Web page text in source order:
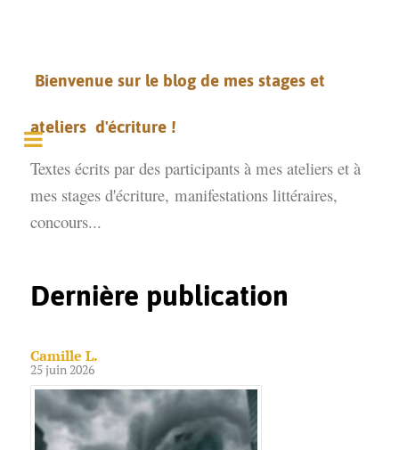
Bienvenue sur le blog de mes stages et
ateliers d'écriture !
Textes écrits par des participants à mes ateliers et à
mes stages d'écriture, manifestations littéraires,
concours...
Dernière publication
Camille L.
25 juin 2026